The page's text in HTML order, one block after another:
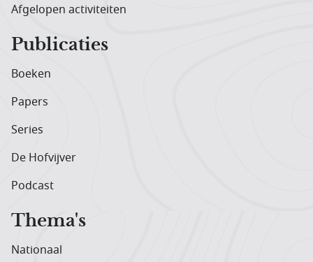
Afgelopen activiteiten
Publicaties
Boeken
Papers
Series
De Hofvijver
Podcast
Thema's
Nationaal